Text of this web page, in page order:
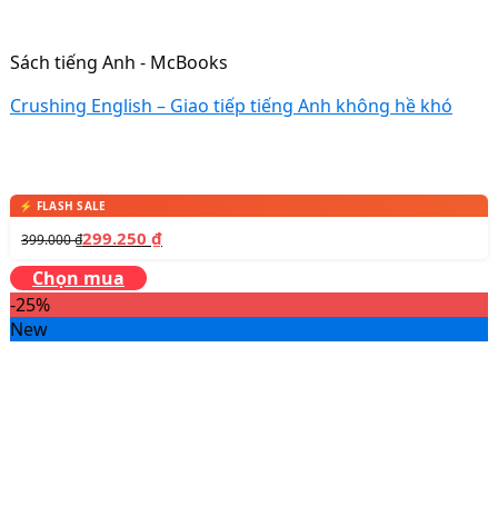
Sách tiếng Anh - McBooks
Crushing English – Giao tiếp tiếng Anh không hề khó
399.000₫299.250 ₫
Chọn mua
-25%
New